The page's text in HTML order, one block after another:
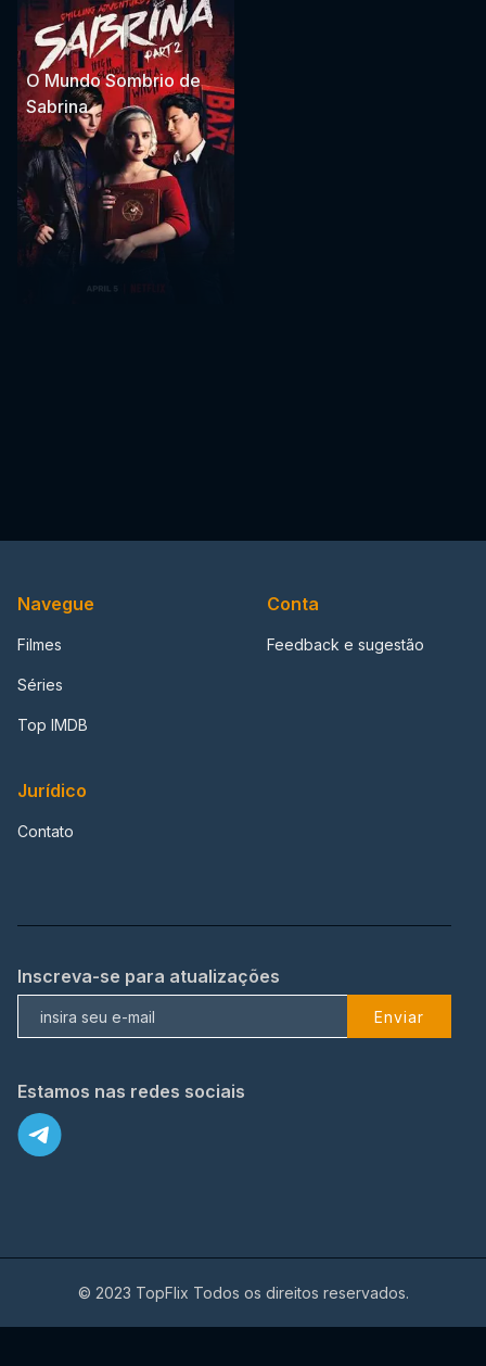
O Mundo Sombrio de
Sabrina
Navegue
Filmes
Séries
Top IMDB
Conta
Feedback e sugestão
Jurídico
Contato
Inscreva-se para atualizações
Enviar
Estamos nas redes sociais
© 2023 TopFlix Todos os direitos reservados.